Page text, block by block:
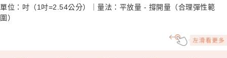
單位：吋（1吋=2.54公分）｜量法：平放量 - 撐開量（合理彈性範
圍）